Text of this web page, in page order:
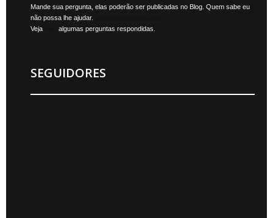
Mande sua pergunta, elas poderão ser publicadas no Blog. Quem sabe eu
não possa lhe ajudar.
Veja
algumas perguntas respondidas.
SEGUIDORES